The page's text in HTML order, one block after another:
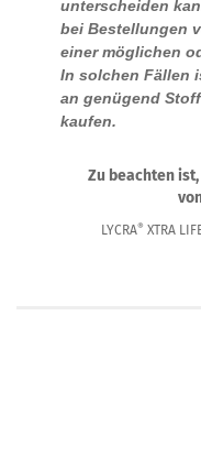
unterscheiden
bei Bestellungen
einer möglichen
In solchen Fällen
an genügend
kaufen.
Zu beachten
LYCRA® XTRA